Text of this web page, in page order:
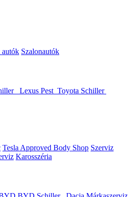
autók Szalonautók
Lexus Pest Toyota Schiller
Tesla Approved Body Shop Szerviz
Karosszéria